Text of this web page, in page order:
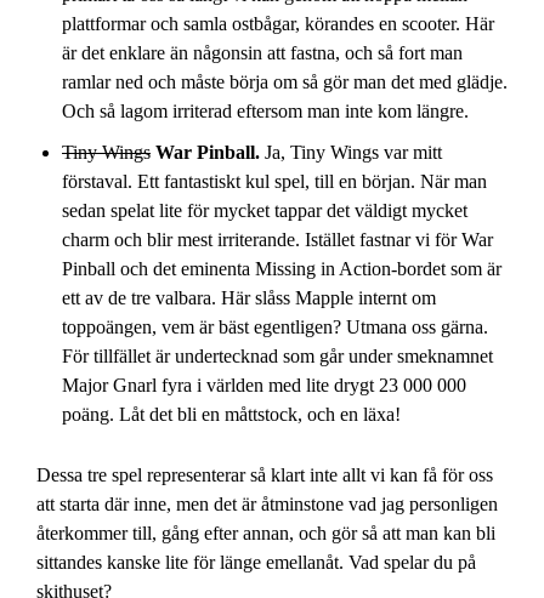
plattformar och samla ostbågar, körandes en scooter. Här
är det enklare än någonsin att fastna, och så fort man
ramlar ned och måste börja om så gör man det med glädje.
Och så lagom irriterad eftersom man inte kom längre.
Tiny Wings War Pinball. Ja, Tiny Wings var mitt
förstaval. Ett fantastiskt kul spel, till en början. När man
sedan spelat lite för mycket tappar det väldigt mycket
charm och blir mest irriterande. Istället fastnar vi för War
Pinball och det eminenta Missing in Action-bordet som är
ett av de tre valbara. Här slåss Mapple internt om
toppoängen, vem är bäst egentligen? Utmana oss gärna.
För tillfället är undertecknad som går under smeknamnet
Major Gnarl fyra i världen med lite drygt 23 000 000
poäng. Låt det bli en måttstock, och en läxa!
Dessa tre spel representerar så klart inte allt vi kan få för oss
att starta där inne, men det är åtminstone vad jag personligen
återkommer till, gång efter annan, och gör så att man kan bli
sittandes kanske lite för länge emellanåt. Vad spelar du på
skithuset?